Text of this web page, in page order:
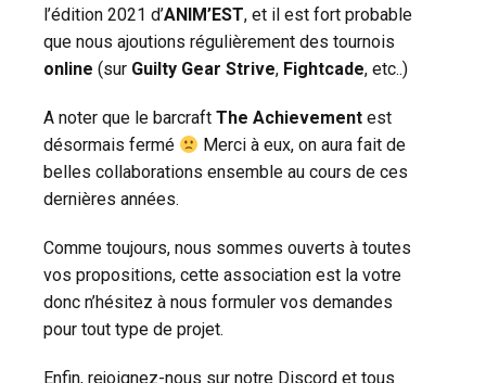
l’édition 2021 d’ANIM’EST, et il est fort probable
que nous ajoutions régulièrement des tournois
online (sur Guilty Gear Strive, Fightcade, etc..)
A noter que le barcraft The Achievement est
désormais fermé
Merci à eux, on aura fait de
belles collaborations ensemble au cours de ces
dernières années.
Comme toujours, nous sommes ouverts à toutes
vos propositions, cette association est la votre
donc n’hésitez à nous formuler vos demandes
pour tout type de projet.
Enfin, rejoignez-nous sur notre Discord et tous